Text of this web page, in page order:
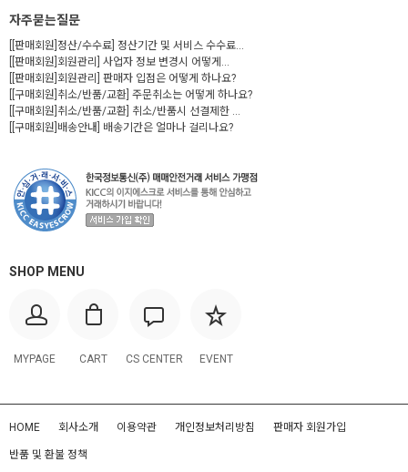
자주묻는질문
[[판매회원]정산/수수료] 정산기간 및 서비스 수수료...
[[판매회원]회원관리] 사업자 정보 변경시 어떻게...
[[판매회원]회원관리] 판매자 입점은 어떻게 하나요?
[[구매회원]취소/반품/교환] 주문취소는 어떻게 하나요?
[[구매회원]취소/반품/교환] 취소/반품시 선결제한 ...
[[구매회원]배송안내] 배송기간은 얼마나 걸리나요?
SHOP MENU
MYPAGE CART CS CENTER EVENT
HOME 회사소개 이용약관 개인정보처리방침 판매자 회원가입
반품 및 환불 정책